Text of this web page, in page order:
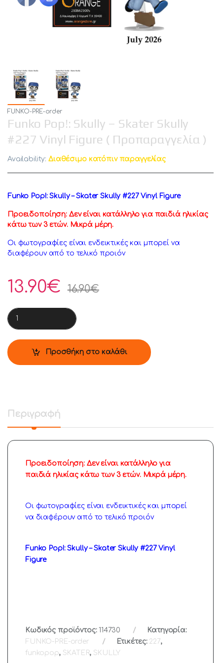
FUNKO-PRE-order
Funko Pop!: Skully – Skater Skully
#227 Vinyl Figure ( Προπαραγγελία )
Availability:Διαθέσιμο κατόπιν παραγγελίας
Funko Pop!: Skully – Skater Skully #227 Vinyl Figure
Προειδοποίηση: Δεν είναι κατάλληλο για παιδιά ηλικίας
κάτω των 3 ετών. Μικρά μέρη.
Οι φωτογραφίες είναι ενδεικτικές και μπορεί να
διαφέρουν από το τελικό προιόν
13.90€ 16.90€
Funko Pop!: Skully - Skater Skully #227 Vinyl Figure (
Προσθήκη στο καλάθι
Περιγραφή
Προειδοποίηση: Δεν είναι κατάλληλο για
παιδιά ηλικίας κάτω των 3 ετών. Μικρά μέρη.
Οι φωτογραφίες είναι ενδεικτικές και μπορεί
να διαφέρουν από το τελικό προιόν
Funko Pop!: Skully – Skater Skully #227 Vinyl
Figure
Κωδικός προϊόντος:114730
Κατηγορία:
FUNKO-PRE-order
Ετικέτες: 227,
funkopop, SKATER, SKULLY